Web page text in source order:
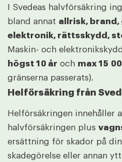
I Svedeas halvförsäkring
bland annat allrisk, brand,
elektronik, rättsskydd,
Maskin- och
högst 10 år och max 15
gränserna passerats).
Helförsäkring från
Helförsäkringen innehåller
halvförsäkringen plus
ersättning för skador på
skadegörelse eller annan